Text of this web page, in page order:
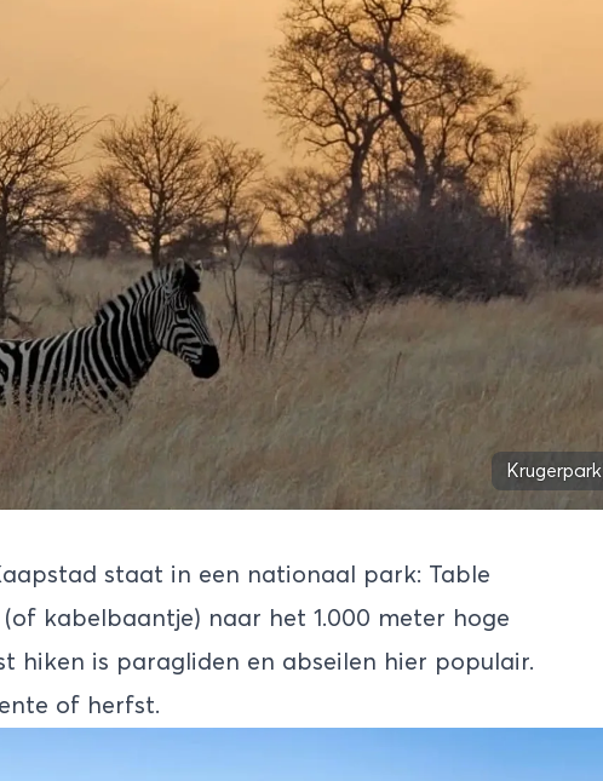
Krugerpark
staat in een nationaal park: Table
kabelbaantje) naar het 1.000 meter hoge
hiken is paragliden en abseilen hier populair.
of herfst.